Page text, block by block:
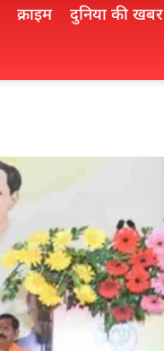
क्राइम दुनिया की खबर